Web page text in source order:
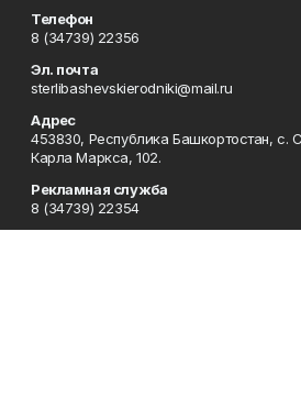
Телефон
8 (34739) 22356
Эл. почта
sterlibashevskierodniki@mail.ru
Адрес
453830, Республика Башкортостан, c.
Карла Маркса, 102.
Рекламная служба
8 (34739) 22354